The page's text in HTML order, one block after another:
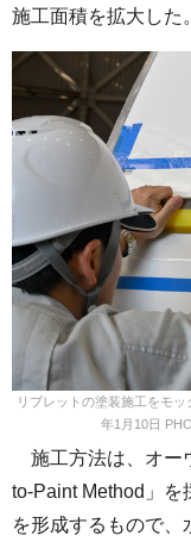
施工面積を拡大した。
リブレットの塗装施工をモ
年1月10日
施工方法は、オー
to-Paint Method」を
を形成するもので